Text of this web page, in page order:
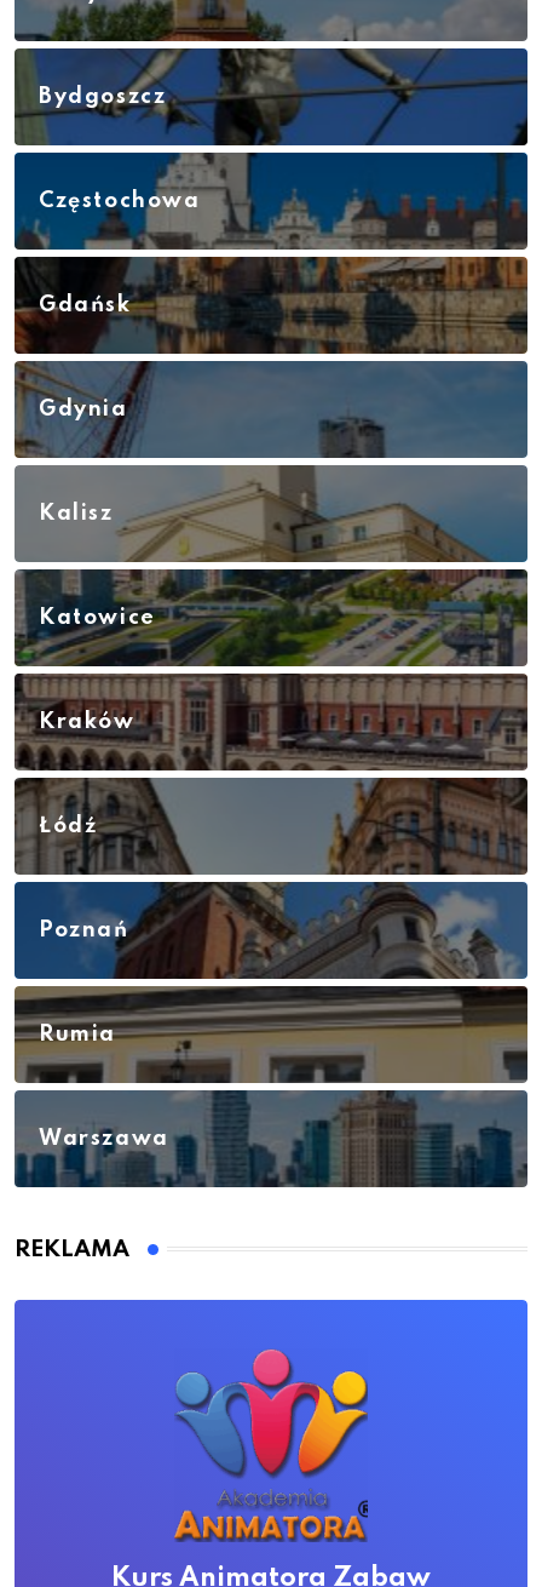
Bydgoszcz
Częstochowa
Gdańsk
Gdynia
Kalisz
Katowice
Kraków
Łódź
Poznań
Rumia
Warszawa
REKLAMA
Kurs Animatora Zabaw